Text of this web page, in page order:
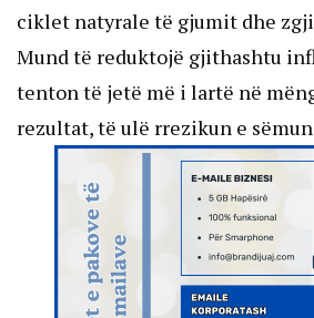
ciklet natyrale të gjumit dhe
Mund të reduktojë gjithashtu
tenton të jetë më i lartë në
rezultat, të ulë rrezikun e